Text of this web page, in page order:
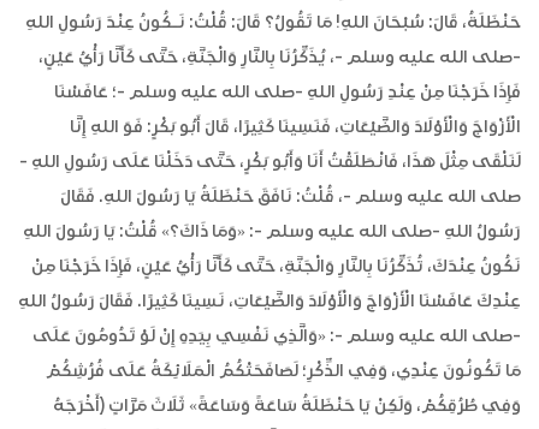
حَنْظَلَةُ، قَالَ: سُبْحَانَ اللهِ! مَا تَقُولُ؟ قَالَ: قُلْتُ: نَـكُونُ عِنْدَ رَسُولِ اللهِ
-صلى الله عليه وسلم -، يُذَكِّرُنَا بِالنَّارِ وَالْجَنَّةِ، حَتَّى كَأَنَّا رَأْيُ عَيْنٍ،
فَإِذَا خَرَجْنَا مِنْ عِنْدِ رَسُولِ اللهِ -صلى الله عليه وسلم -؛ عَافَسْنَا
الْأَزْوَاجَ وَالْأَوْلَادَ وَالضَّيْعَاتِ، فَنَسِينَا كَثِيرًا، قَالَ أَبُو بَكْرٍ: فَوَ اللهِ إِنَّا
لَنَلْقَى مِثْلَ هَذَا، فَانْطَلَقْتُ أَنَا وَأَبُو بَكْرٍ، حَتَّى دَخَلْنَا عَلَى رَسُولِ اللهِ -
صلى الله عليه وسلم -، قُلْتُ: نَافَقَ حَنْظَلَةُ يَا رَسُولَ اللهِ. فَقَالَ
رَسُولُ اللهِ -صلى الله عليه وسلم -: «وَمَا ذَاكَ؟» قُلْتُ: يَا رَسُولَ اللهِ
نَكُونُ عِنْدَكَ، تُذَكِّرُنَا بِالنَّارِ وَالْجَنَّةِ، حَتَّى كَأَنَّا رَأْيُ عَيْنٍ، فَإِذَا خَرَجْنَا مِنْ
عِنْدِكَ عَافَسْنَا الْأَزْوَاجَ وَالْأَوْلَادَ وَالضَّيْعَاتِ، نَسِينَا كَثِيرًا. فَقَالَ رَسُولُ اللهِ
-صلى الله عليه وسلم -: «وَالَّذِي نَفْسِي بِيَدِهِ إِنْ لَوْ تَدُومُونَ عَلَى
مَا تَكُونُونَ عِنْدِي، وَفِي الذِّكْرِ؛ لَصَافَحَتْكُمُ الْمَلَائِكَةُ عَلَى فُرُشِكُمْ
وَفِي طُرُقِكُمْ، وَلَكِنْ يَا حَنْظَلَةُ سَاعَةً وَسَاعَةً» ثَلَاثَ مَرَّاتٍ (أَخْرَجَهُ